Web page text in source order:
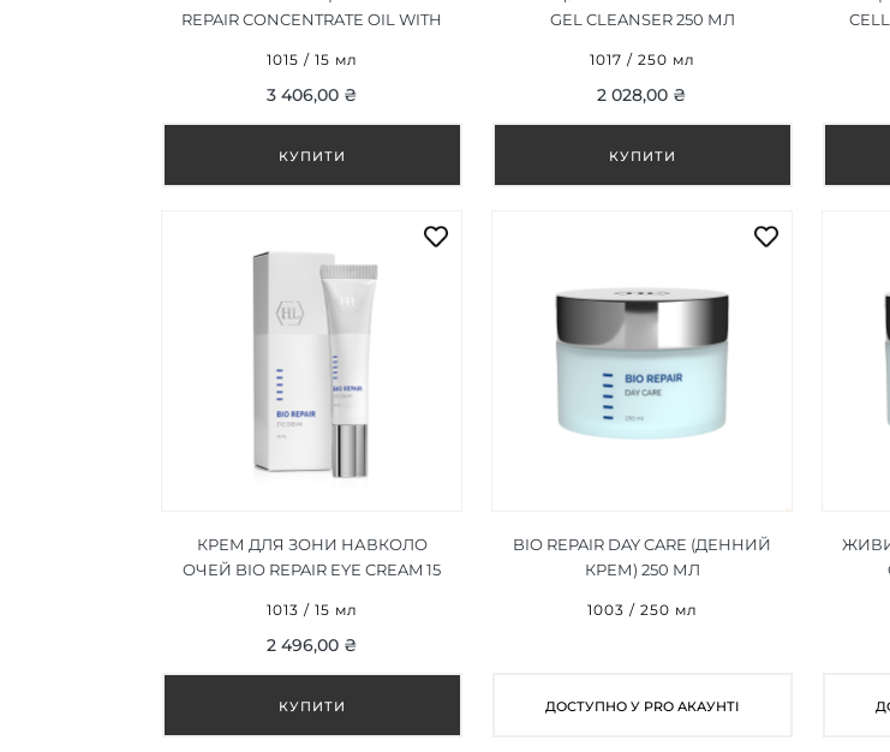
REPAIR CONCENTRATE OIL WITH
1015 / 15 мл
3 406,00 ₴
GEL CLEANSER 250 МЛ
1017 / 250 мл
2 028,00 ₴
КРЕМ ДЛЯ ЗОНИ НАВКОЛО
ОЧЕЙ BIO REPAIR EYE CREAM 15
1013 / 15 мл
2 496,00 ₴
BIO REPAIR DAY CARE (ДЕННИЙ
КРЕМ) 250 МЛ
1003 / 250 мл
ДОСТУПНО У PRO АКАУНТІ